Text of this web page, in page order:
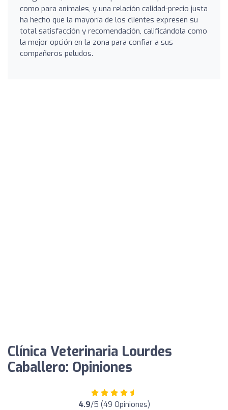
como para animales, y una relación calidad-precio justa
ha hecho que la mayoría de los clientes expresen su
total satisfacción y recomendación, calificándola como
la mejor opción en la zona para confiar a sus
compañeros peludos.
Clínica Veterinaria Lourdes
Caballero: Opiniones
4.9/5 (49 Opiniones)